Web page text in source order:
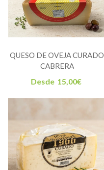
QUESO DE OVEJA CURADO
CABRERA
Desde 15,00€